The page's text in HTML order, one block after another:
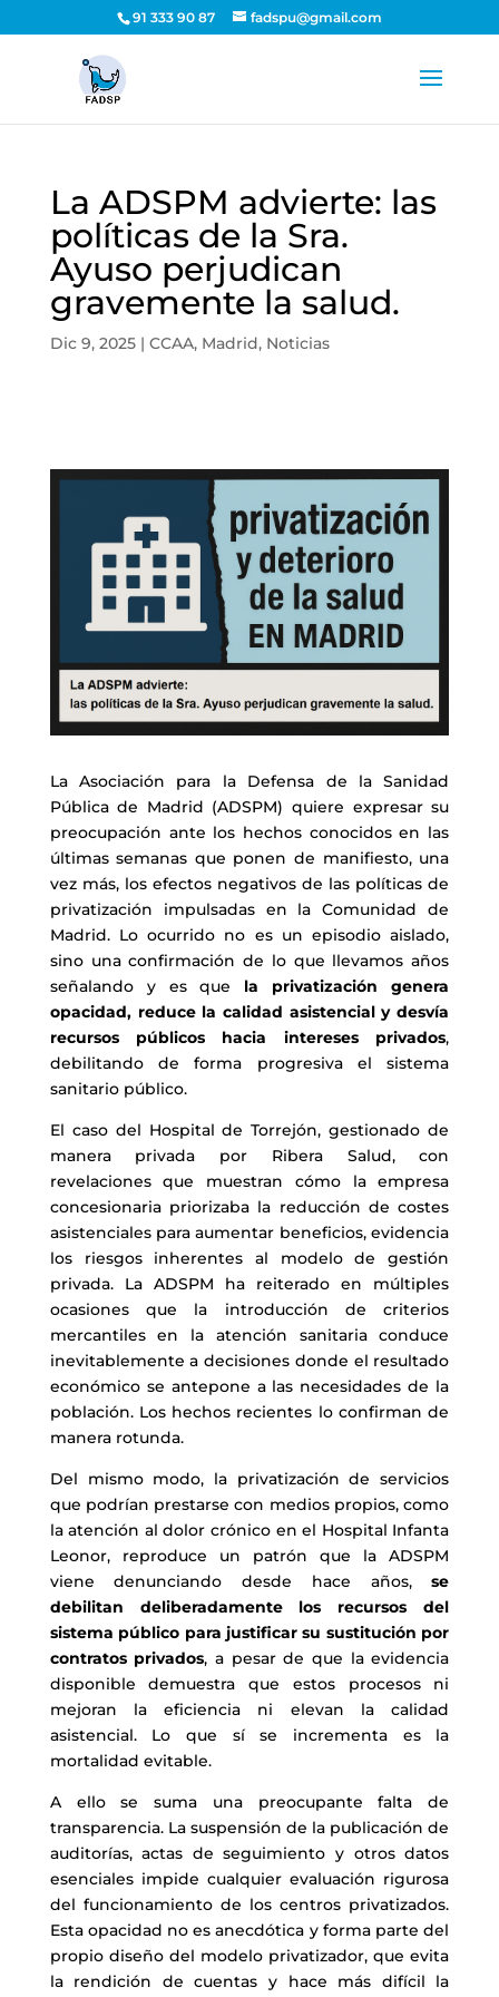
91 333 90 87 fadspu@gmail.com
La ADSPM advierte: las
políticas de la Sra.
Ayuso perjudican
gravemente la salud.
Dic 9, 2025| CCAA, Madrid, Noticias
La Asociación para la Defensa de la Sanidad
Pública de Madrid (ADSPM) quiere expresar su
preocupación ante los hechos conocidos en las
últimas semanas que ponen de manifiesto, una
vez más, los efectos negativos de las políticas de
privatización impulsadas en la Comunidad de
Madrid. Lo ocurrido no es un episodio aislado,
sino una confirmación de lo que llevamos años
señalando y es que la privatización genera
opacidad, reduce la calidad asistencial y desvía
recursos públicos hacia intereses privados,
debilitando de forma progresiva el sistema
sanitario público.
El caso del Hospital de Torrejón, gestionado de
manera privada por Ribera Salud, con
revelaciones que muestran cómo la empresa
concesionaria priorizaba la reducción de costes
asistenciales para aumentar beneficios, evidencia
los riesgos inherentes al modelo de gestión
privada. La ADSPM ha reiterado en múltiples
ocasiones que la introducción de criterios
mercantiles en la atención sanitaria conduce
inevitablemente a decisiones donde el resultado
económico se antepone a las necesidades de la
población. Los hechos recientes lo confirman de
manera rotunda.
Del mismo modo, la privatización de servicios
que podrían prestarse con medios propios, como
la atención al dolor crónico en el Hospital Infanta
Leonor, reproduce un patrón que la ADSPM
viene denunciando desde hace años,se
debilitan deliberadamente los recursos del
sistema público para justificar su sustitución por
contratos privados, a pesar de que la evidencia
disponible demuestra que estos procesos ni
mejoran la eficiencia ni elevan la calidad
asistencial. Lo que sí se incrementa es la
mortalidad evitable.
A ello se suma una preocupante falta de
transparencia. La suspensión de la publicación de
auditorías, actas de seguimiento y otros datos
esenciales impide cualquier evaluación rigurosa
del funcionamiento de los centros privatizados.
Esta opacidad no es anecdótica y forma parte del
propio diseño del modelo privatizador, que evita
la rendición de cuentas y hace más difícil la